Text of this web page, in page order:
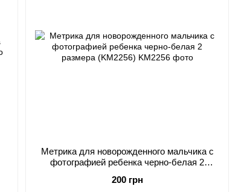
Метрика для новорожденного мальчика с
фотографией ребенка черно-белая 2
200 грн